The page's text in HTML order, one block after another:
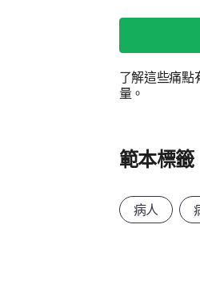
了解這些痛點
量。
範本標籤
病人